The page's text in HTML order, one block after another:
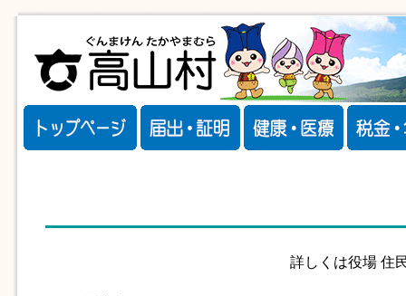
詳しくは役場 住